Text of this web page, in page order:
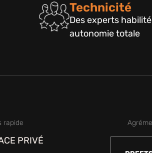
Technicité
Des experts
autonomie totale
rapide
PRIVÉ